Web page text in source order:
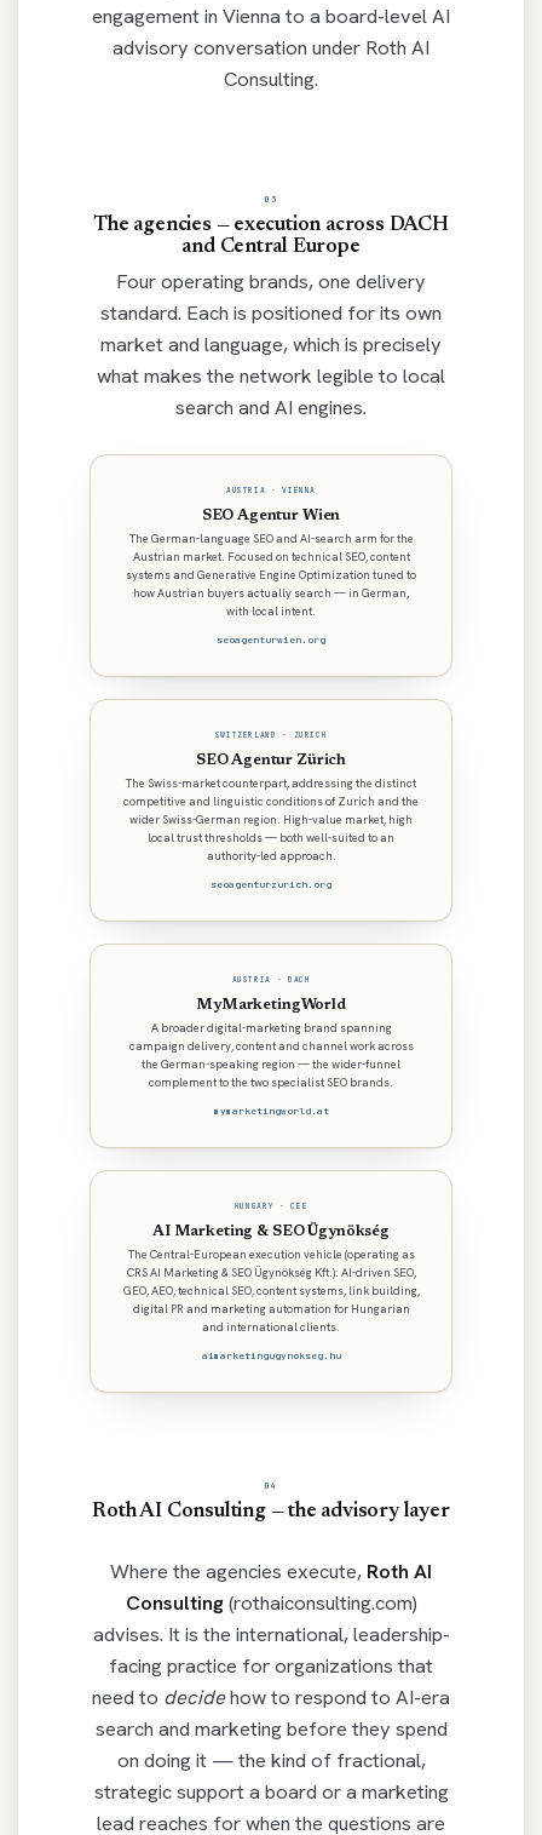
engagement in Vienna to a board-level AI
advisory conversation under Roth AI
Consulting.
03
The agencies — execution across DACH
and Central Europe
Four operating brands, one delivery
standard. Each is positioned for its own
market and language, which is precisely
what makes the network legible to local
search and AI engines.
AUSTRIA · VIENNA
SEO Agentur Wien
The German-language SEO and AI-search arm for the
Austrian market. Focused on technical SEO, content
systems and Generative Engine Optimization tuned to
how Austrian buyers actually search — in German,
with local intent.
seoagenturwien.org
SWITZERLAND · ZURICH
SEO Agentur Zürich
The Swiss-market counterpart, addressing the distinct
competitive and linguistic conditions of Zurich and the
wider Swiss-German region. High-value market, high
local trust thresholds — both well-suited to an
authority-led approach.
seoagenturzurich.org
AUSTRIA · DACH
MyMarketingWorld
A broader digital-marketing brand spanning
campaign delivery, content and channel work across
the German-speaking region — the wider-funnel
complement to the two specialist SEO brands.
mymarketingworld.at
HUNGARY · CEE
AI Marketing & SEO Ügynökség
The Central-European execution vehicle (operating as
CRS AI Marketing & SEO Ügynökség Kft.): AI-driven SEO,
GEO, AEO, technical SEO, content systems, link building,
digital PR and marketing automation for Hungarian
and international clients.
aimarketingugynokseg.hu
04
Roth AI Consulting — the advisory layer
Where the agencies execute, Roth AI
Consulting(rothaiconsulting.com)
advises. It is the international, leadership-
facing practice for organizations that
need to decidehow to respond to AI-era
search and marketing before they spend
on doing it — the kind of fractional,
strategic support a board or a marketing
lead reaches for when the questions are